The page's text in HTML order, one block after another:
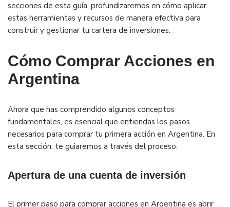
secciones de esta guía, profundizaremos en cómo aplicar
estas herramientas y recursos de manera efectiva para
construir y gestionar tu cartera de inversiones.
Cómo Comprar Acciones en
Argentina
Ahora que has comprendido algunos conceptos
fundamentales, es esencial que entiendas los pasos
necesarios para comprar tu primera acción en Argentina. En
esta sección, te guiaremos a través del proceso:
Apertura de una cuenta de inversión
El primer paso para comprar acciones en Argentina es abrir